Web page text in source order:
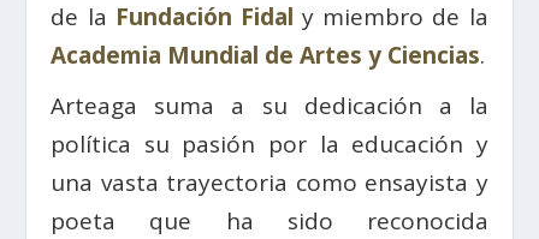
de la Fundación Fidal y miembro de la
Academia Mundial de Artes y Ciencias.
Arteaga suma a su dedicación a la
política su pasión por la educación y
una vasta trayectoria como ensayista y
poeta que ha sido reconocida